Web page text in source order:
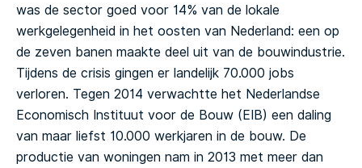
was de sector goed voor 14% van de lokale
werkgelegenheid in het oosten van Nederland: een op
de zeven banen maakte deel uit van de bouwindustrie.
Tijdens de crisis gingen er landelijk 70.000 jobs
verloren. Tegen 2014 verwachtte het Nederlandse
Economisch Instituut voor de Bouw (EIB) een daling
van maar liefst 10.000 werkjaren in de bouw. De
productie van woningen nam in 2013 met meer dan